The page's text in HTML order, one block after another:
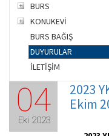
BURS
KONUKEVİ
BURS BAĞIŞ
DUYURULAR
İLETİŞİM
04
Eki 2023
2023
Ekim